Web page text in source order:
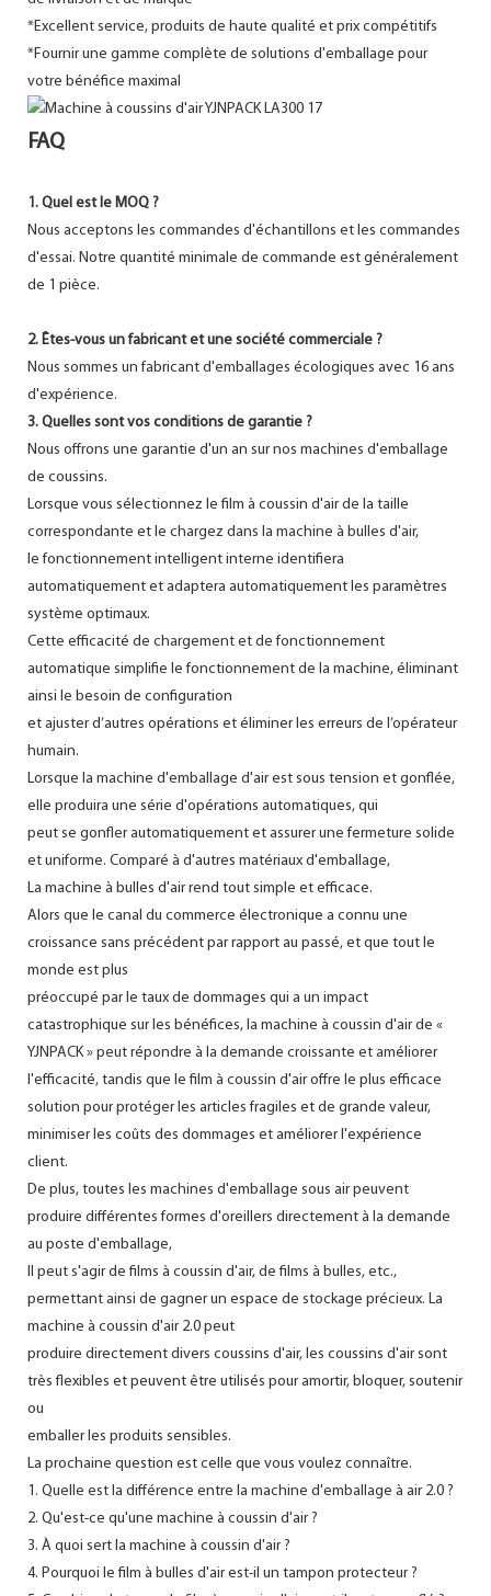
*Excellent service, produits de haute qualité et prix compétitifs
*Fournir une gamme complète de solutions d'emballage pour
votre bénéfice maximal
FAQ
1. Quel est le MOQ ?
Nous acceptons les commandes d'échantillons et les commandes
d'essai. Notre quantité minimale de commande est généralement
de 1 pièce.
2. Êtes-vous un fabricant et une société commerciale ?
Nous sommes un fabricant d'emballages écologiques avec 16 ans
d'expérience.
3. Quelles sont vos conditions de garantie ?
Nous offrons une garantie d'un an sur nos machines d'emballage
de coussins.
Lorsque vous sélectionnez le film à coussin d'air de la taille
correspondante et le chargez dans la machine à bulles d'air,
le fonctionnement intelligent interne identifiera
automatiquement et adaptera automatiquement les paramètres
système optimaux.
Cette efficacité de chargement et de fonctionnement
automatique simplifie le fonctionnement de la machine, éliminant
ainsi le besoin de configuration
et ajuster d’autres opérations et éliminer les erreurs de l’opérateur
humain.
Lorsque la machine d'emballage d'air est sous tension et gonflée,
elle produira une série d'opérations automatiques, qui
peut se gonfler automatiquement et assurer une fermeture solide
et uniforme. Comparé à d'autres matériaux d'emballage,
La machine à bulles d'air rend tout simple et efficace.
Alors que le canal du commerce électronique a connu une
croissance sans précédent par rapport au passé, et que tout le
monde est plus
préoccupé par le taux de dommages qui a un impact
catastrophique sur les bénéfices, la machine à coussin d'air de «
YJNPACK » peut répondre à la demande croissante et améliorer
l'efficacité, tandis que le film à coussin d'air offre le plus efficace
solution pour protéger les articles fragiles et de grande valeur,
minimiser les coûts des dommages et améliorer l'expérience
client.
De plus, toutes les machines d'emballage sous air peuvent
produire différentes formes d'oreillers directement à la demande
au poste d'emballage,
Il peut s'agir de films à coussin d'air, de films à bulles, etc.,
permettant ainsi de gagner un espace de stockage précieux. La
machine à coussin d'air 2.0 peut
produire directement divers coussins d'air, les coussins d'air sont
très flexibles et peuvent être utilisés pour amortir, bloquer, soutenir
ou
emballer les produits sensibles.
La prochaine question est celle que vous voulez connaître.
1. Quelle est la différence entre la machine d'emballage à air 2.0 ?
2. Qu'est-ce qu'une machine à coussin d'air ?
3. À quoi sert la machine à coussin d'air ?
4. Pourquoi le film à bulles d'air est-il un tampon protecteur ?